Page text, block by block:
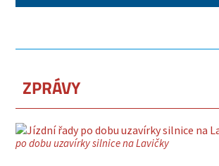
ZPRÁVY
po dobu uzavírky silnice na Lavičky